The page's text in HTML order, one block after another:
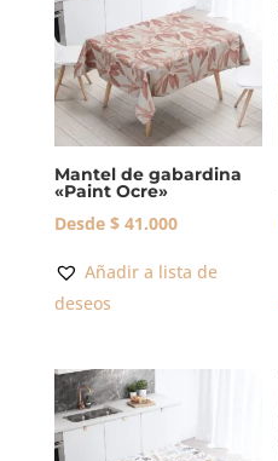
Mantel de gabardina
«Paint Ocre»
Desde $41.000
Añadir a lista de
deseos